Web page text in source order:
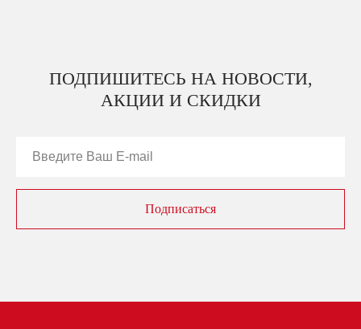
ПОДПИШИТЕСЬ НА НОВОСТИ,
АКЦИИ И СКИДКИ
Подписаться